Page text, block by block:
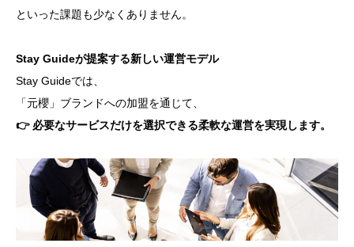
といった課題も少なくありません。
Stay Guideが提案する新しい運営モデル
Stay Guideでは、
「元櫻」ブランドへの加盟を通じて、
👉 必要なサービスだけを選択できる柔軟な運営を実現します。